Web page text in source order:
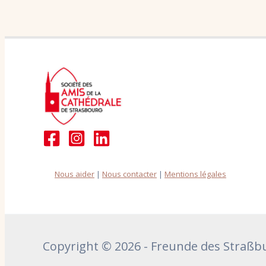
Nous aider | Nous contacter | Mentions légales
Copyright © 2026 - Freunde des